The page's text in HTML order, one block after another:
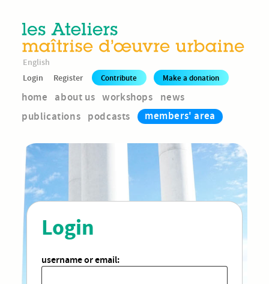
English
Login
Register Contribute Make a donation
home about us workshops
news
publications podcasts members' area
Login
username or email: